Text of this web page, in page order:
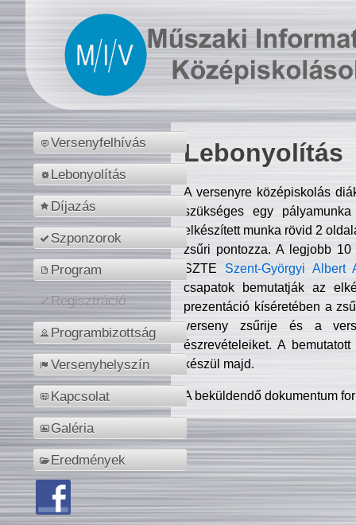
Versenyfelhívás
Lebonyolítás
Díjazás
Szponzorok
Program
Regisztráció
Programbizottság
Versenyhelyszín
Kapcsolat
Galéria
Eredmények
Lebonyolítás
A versenyre középiskolás
szükséges egy
elkészített munka rövid 2
zsűri pontozza. A legjobb
SZTE Szent-Györgyi Albert
csapatok bemutatják az
prezentáció kíséretében a
verseny zsűrije és a
észrevételeiket. A
készül majd.
A beküldendő dokumentum